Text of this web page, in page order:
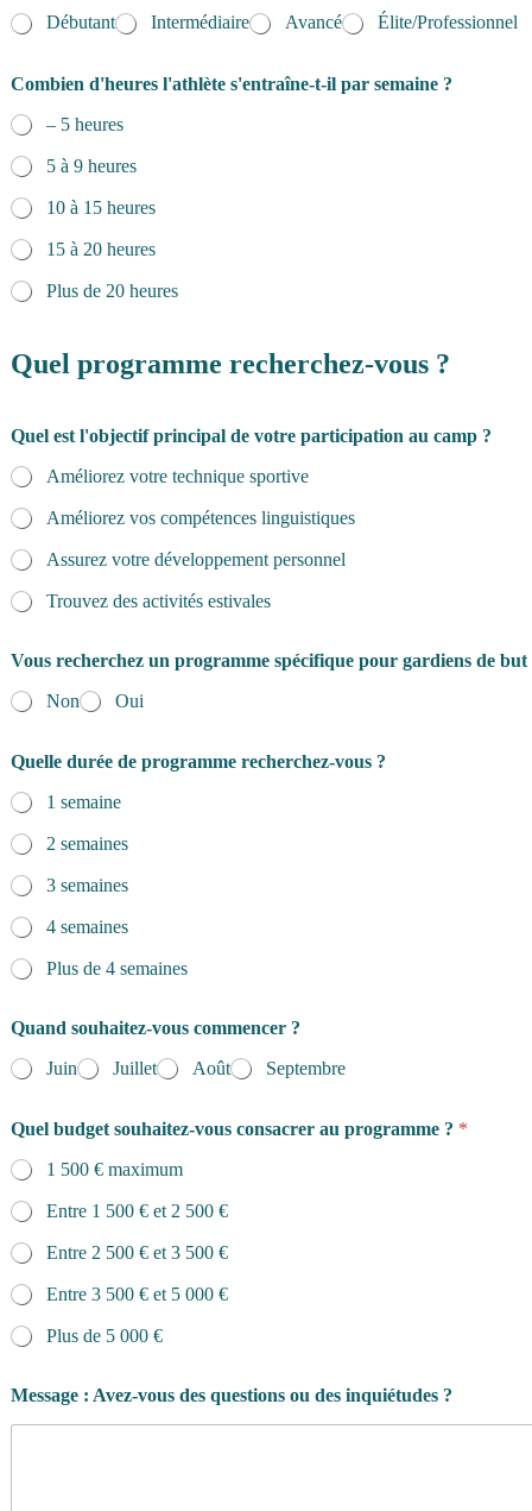
Débutant
Intermédiaire Avancé Élite/Professionnel
Combien d'heures l'athlète s'entraîne-t-il par semaine ?
– 5 heures
5 à 9 heures
10 à 15 heures
15 à 20 heures
Plus de 20 heures
Quel programme recherchez-vous ?
Quel est l'objectif principal de votre participation au camp ?
Améliorez votre technique sportive
Améliorez vos compétences linguistiques
Assurez votre développement personnel
Trouvez des activités estivales
Vous recherchez un programme spécifique pour gardiens de but
Non
Oui
Quelle durée de programme recherchez-vous ?
1 semaine
2 semaines
3 semaines
4 semaines
Plus de 4 semaines
Quand souhaitez-vous commencer ?
Juin
Juillet Août Septembre
Quel budget souhaitez-vous consacrer au programme ? *
1 500 € maximum
Entre 1 500 € et 2 500 €
Entre 2 500 € et 3 500 €
Entre 3 500 € et 5 000 €
Plus de 5 000 €
Message : Avez-vous des questions ou des inquiétudes ?